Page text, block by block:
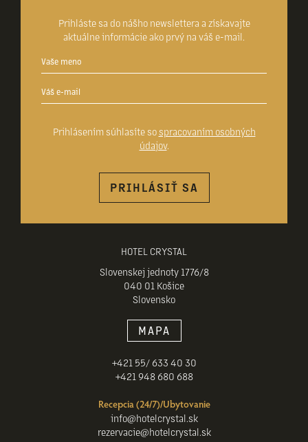
HOTEL CRYSTAL
Slovenskej jednoty 1776/8
040 01 Košice
Slovensko
MAPA
+421 55/ 633 40 30
+421 948 680 688
Recepcia (24/7)/Ubytovanie
info@hotelcrystal.sk
rezervacie@hotelcrystal.sk
Prihláste sa do nášho newslettera a získavajte
aktuálne informácie ako prvý na váš e-mail.
Prihlásením súhlasíte so spracovaním osobných
údajov.
PRIHLÁSIŤ SA